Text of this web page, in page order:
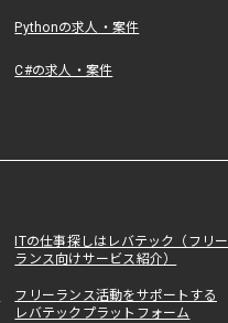
Pythonの求人・案件
C#の求人・案件
ITの仕事探しはレバテック（フリー
ランス向けサービス紹介）
フリーランス活動をサポートする
レバテックプラットフォーム